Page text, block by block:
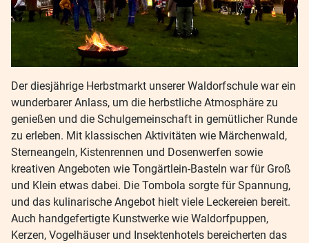
Der diesjährige Herbstmarkt unserer Waldorfschule war ein
wunderbarer Anlass, um die herbstliche Atmosphäre zu
genießen und die Schulgemeinschaft in gemütlicher Runde
zu erleben. Mit klassischen Aktivitäten wie Märchenwald,
Sterneangeln, Kistenrennen und Dosenwerfen sowie
kreativen Angeboten wie Tongärtlein-Basteln war für Groß
und Klein etwas dabei. Die Tombola sorgte für Spannung,
und das kulinarische Angebot hielt viele Leckereien bereit.
Auch handgefertigte Kunstwerke wie Waldorfpuppen,
Kerzen, Vogelhäuser und Insektenhotels bereicherten das